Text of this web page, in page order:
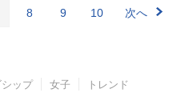
8 9 10 次へ
シップ 女子 トレンド